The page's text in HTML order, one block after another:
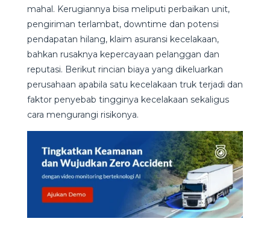
mahal. Kerugiannya bisa meliputi perbaikan unit,
pengiriman terlambat, downtime dan potensi
pendapatan hilang, klaim asuransi kecelakaan,
bahkan rusaknya kepercayaan pelanggan dan
reputasi. Berikut rincian biaya yang dikeluarkan
perusahaan apabila satu kecelakaan truk terjadi dan
faktor penyebab tingginya kecelakaan sekaligus
cara mengurangi risikonya.